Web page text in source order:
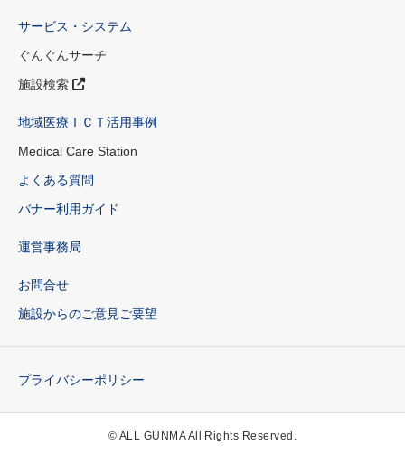
サービス・システム
ぐんぐんサーチ
施設検索
地域医療ＩＣＴ活用事例
Medical Care Station
よくある質問
バナー利用ガイド
運営事務局
お問合せ
施設からのご意見ご要望
プライバシーポリシー
© ALL GUNMA All Rights Reserved.